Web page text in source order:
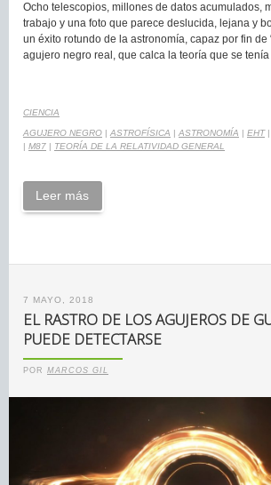
Ocho telescopios, millones de datos acumulados,
trabajo y una foto que parece deslucida, lejana y
un éxito rotundo de la astronomía, capaz por fin de
agujero negro real, que calca la teoría que se
CIENCIA
AGUJERO NEGRO ASTROFÍSICA ASTRONOMÍA EHT|
M87 TEORÍA DE LA RELATIVIDAD GENERAL
Leer más
7 MAYO, 2018
EL RASTRO DE LOS AGUJEROS DE
PUEDE DETECTARSE
POR MARCOS GIL